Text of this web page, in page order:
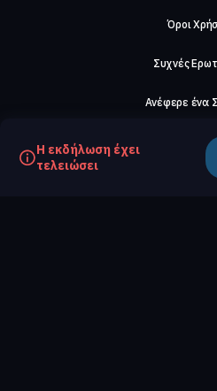
Η εκδήλωση έχει
τελειώσει
Όροι
Συχνές
Ανέφερε ένα
Σχετικά με
Careers